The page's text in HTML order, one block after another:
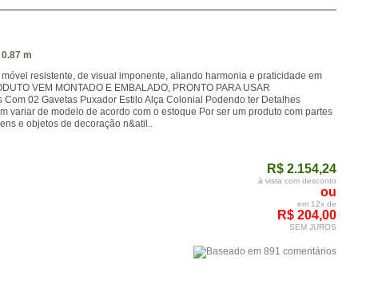
m
resistente, de visual imponente, aliando harmonia e praticidade em
VEM MONTADO E EMBALADO, PRONTO PARA USAR
02 Gavetas Puxador Estilo Alça Colonial Podendo ter Detalhes
variar de modelo de acordo com o estoque Por ser um produto com partes
e objetos de decoração n&atil..
R$ 2.154,24
à vista com desconto
ou
em 12x de
R$ 204,00
SEM JUROS